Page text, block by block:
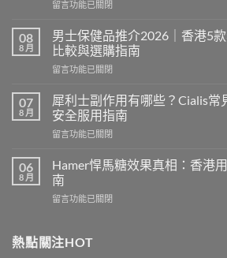
在
久
液
香
港
度
買？
2026
年
用
延
噴
購
留言功能已關閉
08
8 月
男士保健品推介2026｜香港5
比較與選購指南
在
士
保
健
品
介
2026
｜
香
款
留言功能已關閉
07
8 月
犀利士副作用有哪些？Cialis常
安全服用指南
在
利
士
副
作
哪
留言功能已關閉
06
8 月
Hamer悍馬糖效果真相：香港
南
在
馬
糖
留言功能已關閉
熱點關注HOT